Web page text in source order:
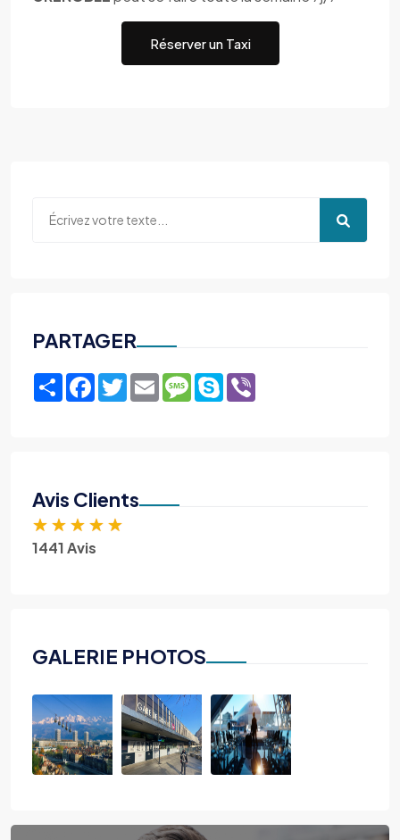
Réserver un Taxi
PARTAGER
ShareFacebook
TwitterEmailMessage
Skype
Avis Clients
★ ★ ★ ★ ★
1441 Avis
GALERIE PHOTOS